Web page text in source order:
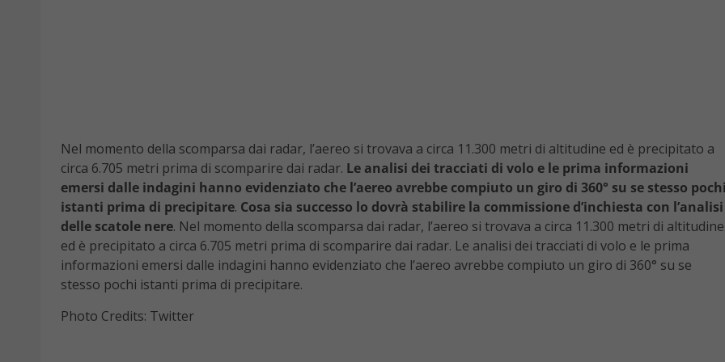
Nel momento della scomparsa dai radar, l’aereo si trovava a circa 11.300 metri di altitudine ed è precipitato a
circa 6.705 metri prima di scomparire dai radar. Le analisi dei tracciati di volo e le prima informazioni
emersi dalle indagini hanno evidenziato che l’aereo avrebbe compiuto un giro di 360° su se stesso
istanti prima di precipitare. Cosa sia successo lo dovrà stabilire la commissione d’inchiesta con l’analisi
delle scatole nere. Nel momento della scomparsa dai radar, l’aereo si trovava a circa 11.300 metri di altitudine
ed è precipitato a circa 6.705 metri prima di scomparire dai radar. Le analisi dei tracciati di volo e le prima
informazioni emersi dalle indagini hanno evidenziato che l’aereo avrebbe compiuto un giro di 360° su se
stesso pochi istanti prima di precipitare.
Photo Credits: Twitter